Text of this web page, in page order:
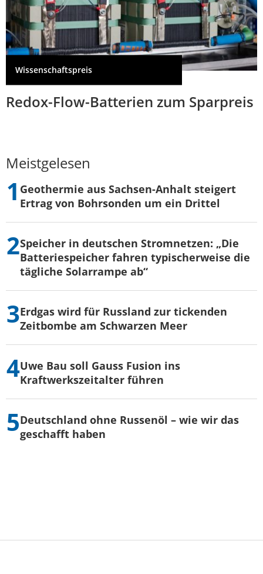
Wissenschaftspreis
Redox-Flow-Batterien zum Sparpreis
Meistgelesen
Geothermie aus Sachsen-Anhalt steigert
Ertrag von Bohrsonden um ein Drittel
Speicher in deutschen Stromnetzen: „Die
Batteriespeicher fahren typischerweise die
tägliche Solarrampe ab“
Erdgas wird für Russland zur tickenden
Zeitbombe am Schwarzen Meer
Uwe Bau soll Gauss Fusion ins
Kraftwerkszeitalter führen
Deutschland ohne Russenöl – wie wir das
geschafft haben